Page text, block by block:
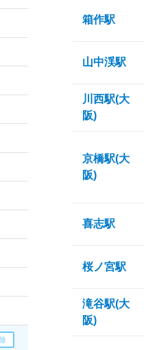
箱作駅
山中渓駅
川西駅(大
阪)
京橋駅(大
阪)
喜志駅
桜ノ宮駅
滝谷駅(大
阪)